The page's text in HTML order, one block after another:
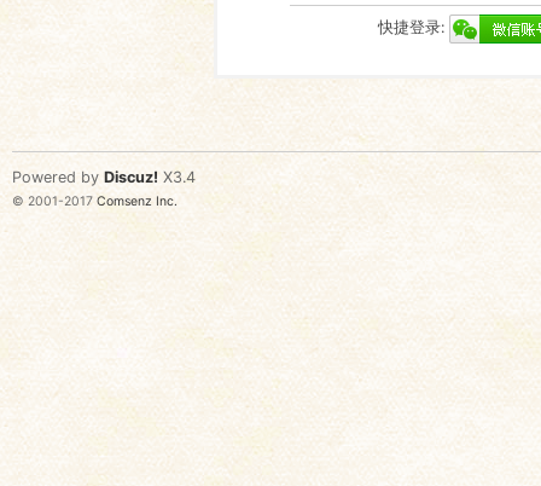
快捷登录:
Powered by Discuz! X3.4
© 2001-2017 Comsenz Inc.